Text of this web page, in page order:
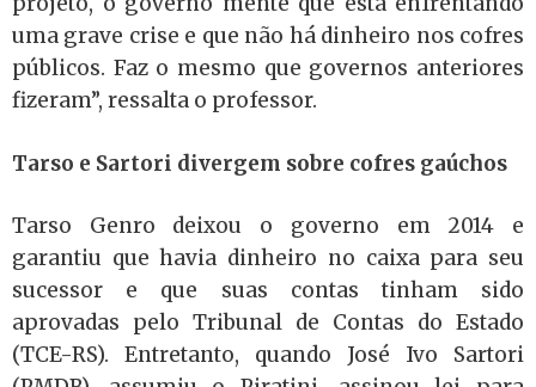
uma grave crise e que não há dinheiro nos cofres
públicos. Faz o mesmo que governos anteriores
fizeram”, ressalta o professor.
Tarso e Sartori divergem sobre cofres gaúchos
Tarso Genro deixou o governo em 2014 e
garantiu que havia dinheiro no caixa para seu
sucessor e que suas contas tinham sido
aprovadas pelo Tribunal de Contas do Estado
(TCE-RS). Entretanto, quando José Ivo Sartori